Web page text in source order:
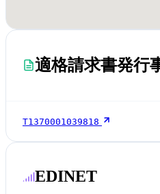
適格請求書発行
T1370001039818
EDINET